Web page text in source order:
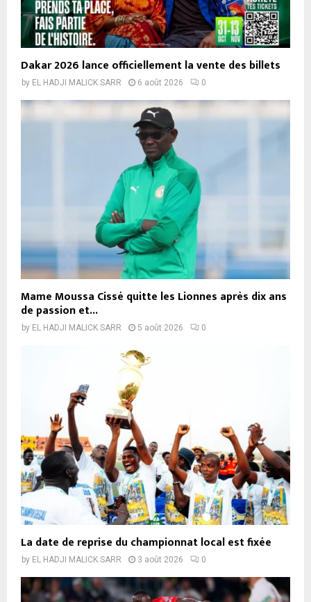
Dakar 2026 lance officiellement la vente des billets
by EL HADJI MALICK SARR 6 août 2026 0
Mame Moussa Cissé quitte les Lionnes après dix ans
de passion et...
by EL HADJI MALICK SARR 5 août 2026 0
La date de reprise du championnat local est fixée
by EL HADJI MALICK SARR 3 août 2026 0